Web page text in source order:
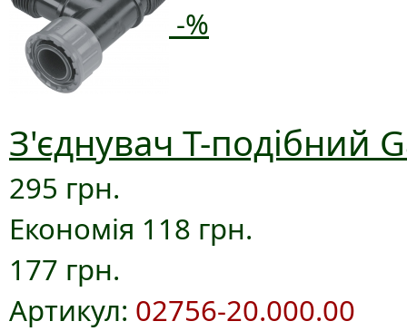
-%
З'єднувач T-подібний
295 грн.
Економія 118 грн.
177 грн.
Артикул: 02756-20.000.00